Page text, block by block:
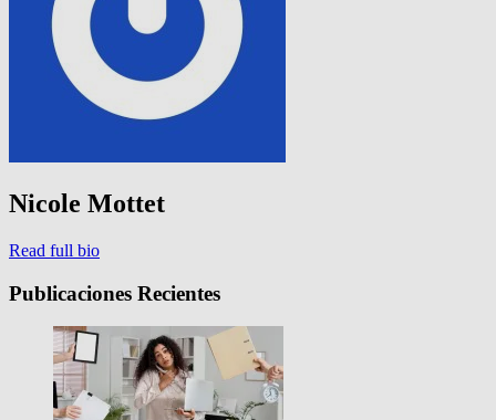
Nicole Mottet
Read full bio
Publicaciones Recientes